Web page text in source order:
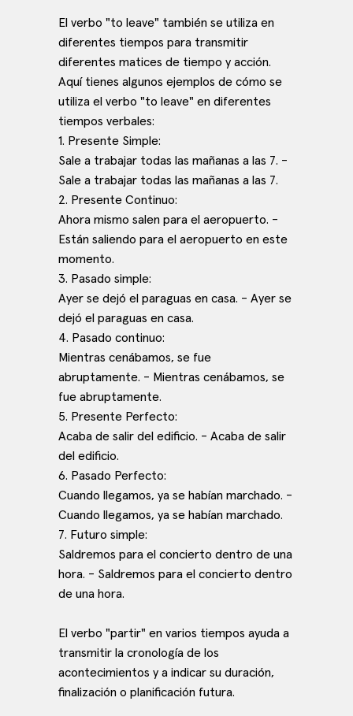
El verbo "to leave" también se utiliza en
diferentes tiempos para transmitir
diferentes matices de tiempo y acción.
Aquí tienes algunos ejemplos de cómo se
utiliza el verbo "to leave" en diferentes
tiempos verbales:
1. Presente Simple:
Sale a trabajar todas las mañanas a las 7. -
Sale a trabajar todas las mañanas a las 7.
2. Presente Continuo:
Ahora mismo salen para el aeropuerto. -
Están saliendo para el aeropuerto en este
momento.
3. Pasado simple:
Ayer se dejó el paraguas en casa. - Ayer se
dejó el paraguas en casa.
4. Pasado continuo:
Mientras cenábamos, se fue
abruptamente. - Mientras cenábamos, se
fue abruptamente.
5. Presente Perfecto:
Acaba de salir del edificio. - Acaba de salir
del edificio.
6. Pasado Perfecto:
Cuando llegamos, ya se habían marchado. -
Cuando llegamos, ya se habían marchado.
7. Futuro simple:
Saldremos para el concierto dentro de una
hora. - Saldremos para el concierto dentro
de una hora.
El verbo "partir" en varios tiempos ayuda a
transmitir la cronología de los
acontecimientos y a indicar su duración,
finalización o planificación futura.